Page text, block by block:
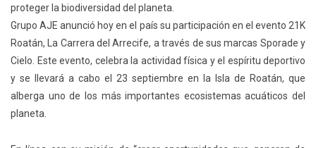
proteger la biodiversidad del planeta.
Grupo AJE anunció hoy en el país su participación en el evento 21K
Roatán, La Carrera del Arrecife, a través de sus marcas Sporade y
Cielo. Este evento, celebra la actividad física y el espíritu deportivo
y se llevará a cabo el 23 septiembre en la Isla de Roatán, que
alberga uno de los más importantes ecosistemas acuáticos del
planeta.